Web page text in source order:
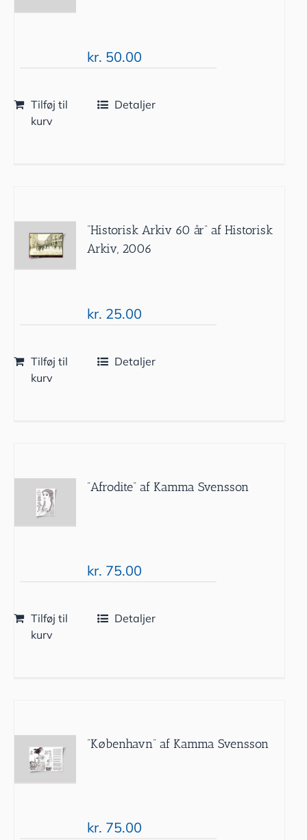
kr. 50.00
Tilføj til
kurv
Detaljer
”Historisk Arkiv 60 år” af Historisk
Arkiv, 2006
kr. 25.00
Tilføj til
kurv
Detaljer
”Afrodite” af Kamma Svensson
kr. 75.00
Tilføj til
kurv
Detaljer
”København” af Kamma Svensson
kr. 75.00